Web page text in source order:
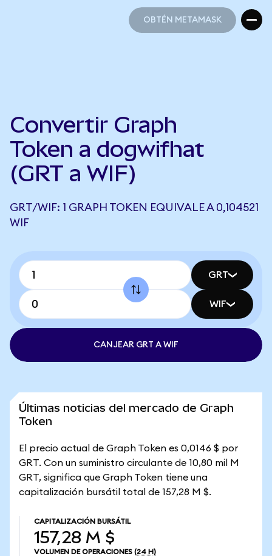
OBTÉN METAMASK
Convertir Graph
Token a dogwifhat
(GRT a WIF)
GRT/WIF: 1 GRAPH TOKEN EQUIVALE A 0,104521
WIF
GRT
WIF
CANJEAR GRT A WIF
Últimas noticias del mercado de Graph
Token
El precio actual de Graph Token es 0,0146 $ por
GRT. Con un suministro circulante de 10,80 mil M
GRT, significa que Graph Token tiene una
capitalización bursátil total de 157,28 M $.
CAPITALIZACIÓN BURSÁTIL
157,28 M $
VOLUMEN DE OPERACIONES (24 H)